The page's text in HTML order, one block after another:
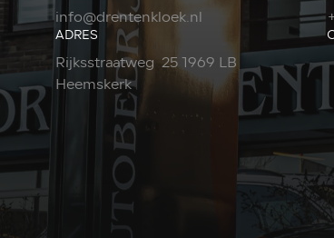
info@drentenkloek.nl
ADRES
Rijksstraatweg 25 1969 LB
Heemskerk